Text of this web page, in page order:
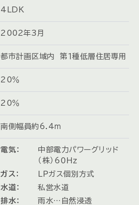
4LDK
2002年3月
都市計画区域内 第１種低層住居専用
20％
20％
南側幅員約6.4ｍ
電気：
中部電力パワーグリッド
（株）60Hz
ガス：
LPガス個別方式
水道：
私営水道
排水：
雨水…自然浸透